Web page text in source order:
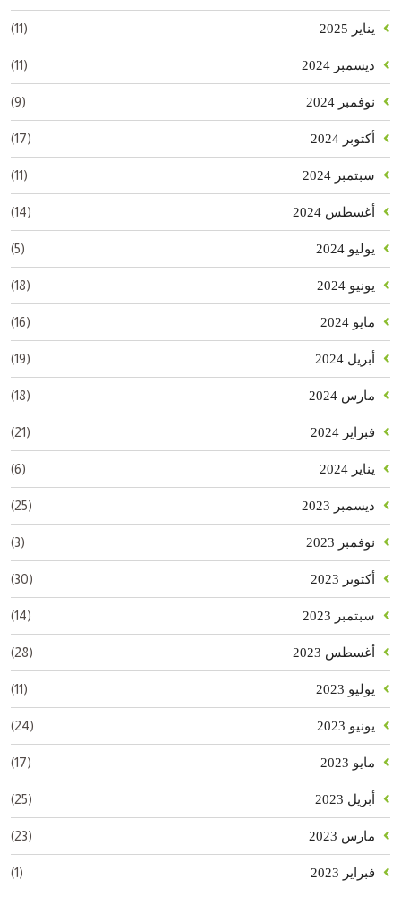
يناير 2025 (11)
ديسمبر 2024 (11)
نوفمبر 2024 (9)
أكتوبر 2024 (17)
سبتمبر 2024 (11)
أغسطس 2024 (14)
يوليو 2024 (5)
يونيو 2024 (18)
مايو 2024 (16)
أبريل 2024 (19)
مارس 2024 (18)
فبراير 2024 (21)
يناير 2024 (6)
ديسمبر 2023 (25)
نوفمبر 2023 (3)
أكتوبر 2023 (30)
سبتمبر 2023 (14)
أغسطس 2023 (28)
يوليو 2023 (11)
يونيو 2023 (24)
مايو 2023 (17)
أبريل 2023 (25)
مارس 2023 (23)
فبراير 2023 (1)